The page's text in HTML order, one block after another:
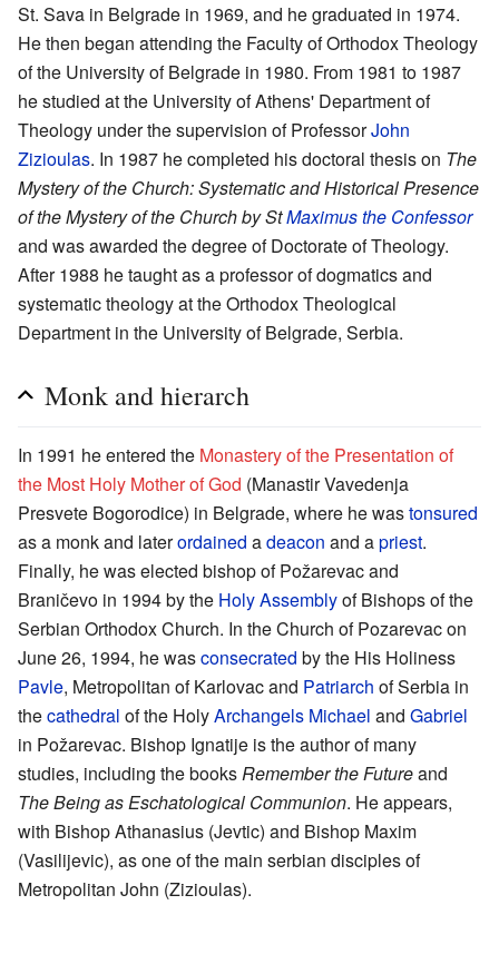
St. Sava in Belgrade in 1969, and he graduated in 1974.
He then began attending the Faculty of Orthodox Theology
of the University of Belgrade in 1980. From 1981 to 1987
he studied at the University of Athens' Department of
Theology under the supervision of ProfessorJohn
Zizioulas. In 1987 he completed his doctoral thesis on The
Mystery of the Church: Systematic and Historical Presence
of the Mystery of the Church by StMaximus the Confessor
and was awarded the degree of Doctorate of Theology.
After 1988 he taught as a professor of dogmatics and
systematic theology at the Orthodox Theological
Department in the University of Belgrade, Serbia.
Monk and hierarch
In 1991 he entered the Monastery of the Presentation of
the Most Holy Mother of God (Manastir Vavedenja
Presvete Bogorodice) in Belgrade, where he wastonsured
as a monk and laterordained adeacon and apriest.
Finally, he was elected bishop of Požarevac and
Braničevo in 1994 by the Holy Assemblyof Bishops of the
Serbian Orthodox Church. In the Church of Pozarevac on
June 26, 1994, he wasconsecrated by the His Holiness
Pavle, Metropolitan of Karlovac and Patriarch of Serbia in
thecathedral of the HolyArchangels Michael and Gabriel
in Požarevac. Bishop Ignatije is the author of many
studies, including the booksRemember the Futureand
The Being as Eschatological Communion. He appears,
with Bishop Athanasius (Jevtic) and Bishop Maxim
(Vasilijevic), as one of the main serbian disciples of
Metropolitan John (Zizioulas).